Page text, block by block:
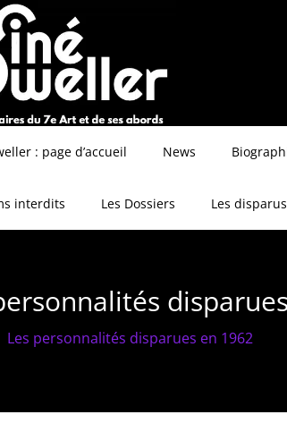
: page d’accueil News
interdits Les Dossiers Les disparus
Les personnalités disparues en 1962